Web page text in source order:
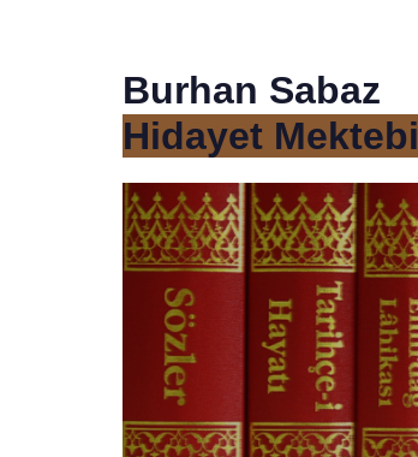
Burhan Sabaz
Hidayet Mektebi